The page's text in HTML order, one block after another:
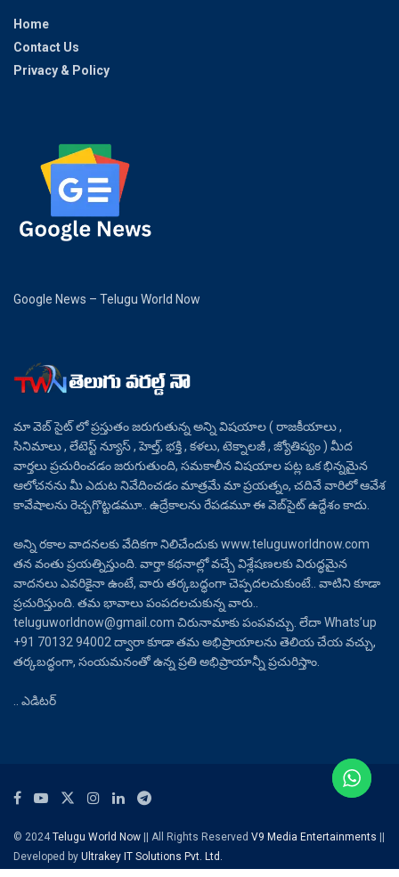
Home
Contact Us
Privacy & Policy
Google News – Telugu World Now
మా వెబ్ సైట్ లో ప్రస్తుతం జరుగుతున్న అన్ని విషయాల ( రాజకీయాలు ,
సినిమాలు , లేటెస్ట్ న్యూస్ , హెల్త్, భక్తి , కళలు, టెక్నాలజీ , జ్యోతిష్యం ) మీద
వార్తలు ప్రచురించడం జరుగుతుంది, సమకాలీన విషయాల పట్ల ఒక భిన్నమైన
ఆలోచనను మీ ఎదుట నివేదించడం మాత్రమే మా ప్రయత్నం, చదివే వారిలో ఆవేశ
కావేషాలను రెచ్చగొట్టడమూ.. ఉద్రేకాలను రేపడమూ ఈ వెబ్‌సైట్ ఉద్దేశం కాదు.
అన్ని రకాల వాదనలకు వేదికగా నిలిచేందుకు www.teluguworldnow.com
తన వంతు ప్రయత్నిస్తుంది. వార్తా కథనాల్లో వచ్చే విశ్లేషణలకు విరుద్ధమైన
వాదనలు ఎవరికైనా ఉంటే, వారు తర్కబద్ధంగా చెప్పదలచుకుంటే.. వాటిని కూడా
ప్రచురిస్తుంది. తమ భావాలు పంపదలచుకున్న వారు..
teluguworldnow@gmail.com చిరునామాకు పంపవచ్చు. లేదా Whats’up
+91 70132 94002 ద్వారా కూడా తమ అభిప్రాయాలను తెలియ చేయ వచ్చు,
తర్కబద్ధంగా, సంయమనంతో ఉన్న ప్రతి అభిప్రాయాన్నీ ప్రచురిస్తాం.
.. ఎడిటర్
© 2024Telugu World Now || All Rights Reserved V9 Media Entertainments ||
Developed by Ultrakey IT Solutions Pvt. Ltd.